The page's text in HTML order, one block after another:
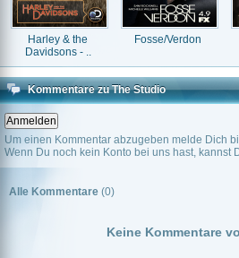
Harley & the
Davidsons - ..
Fosse/Verdon
Kommentare zu The Studio
Um einen Kommentar abzugeben melde Dich
Wenn Du noch kein Konto bei uns hast, kannst
Alle Kommentare (0)
Keine Kommentare